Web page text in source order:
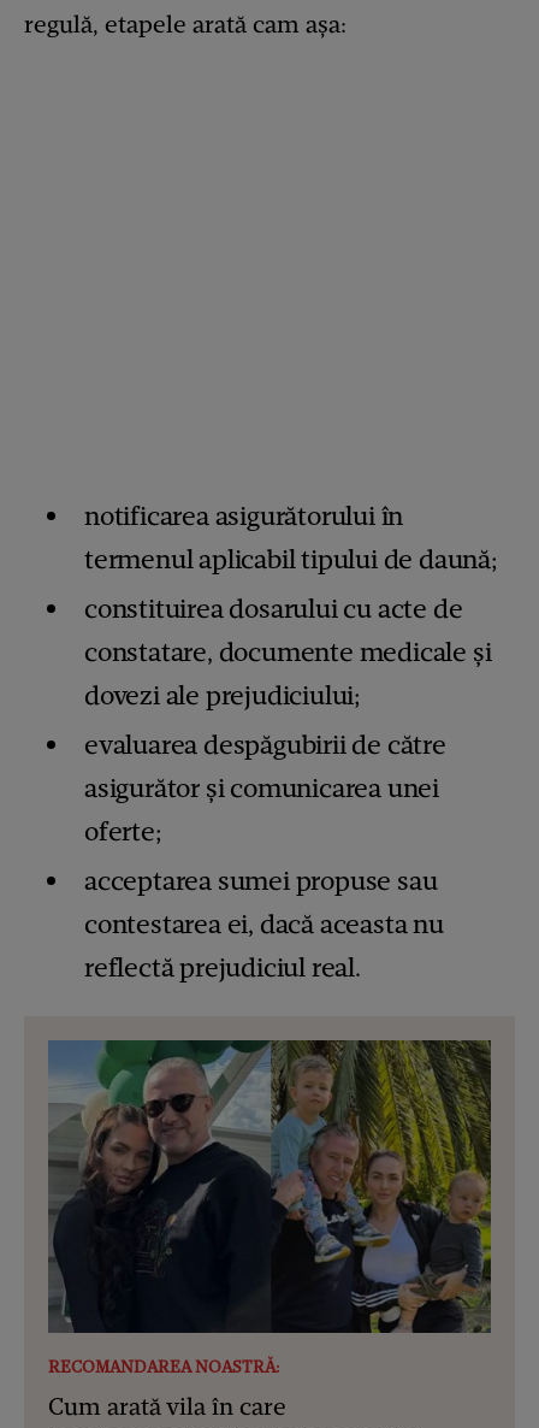
regulă, etapele arată cam așa:
notificarea asigurătorului în
termenul aplicabil tipului de daună;
constituirea dosarului cu acte de
constatare, documente medicale și
dovezi ale prejudiciului;
evaluarea despăgubirii de către
asigurător și comunicarea unei
oferte;
acceptarea sumei propuse sau
contestarea ei, dacă aceasta nu
reflectă prejudiciul real.
RECOMANDAREA NOASTRĂ:
Cum arată vila în care